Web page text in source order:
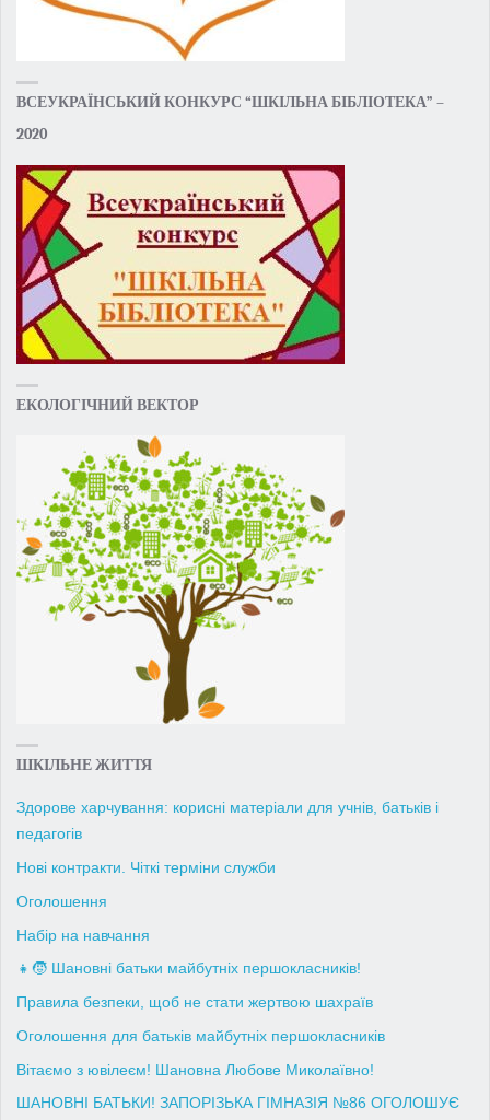
ВСЕУКРАЇНСЬКИЙ КОНКУРС “ШКІЛЬНА БІБЛІОТЕКА” –
2020
ЕКОЛОГІЧНИЙ ВЕКТОР
ШКІЛЬНЕ ЖИТТЯ
Здорове харчування: корисні матеріали для учнів, батьків і
педагогів
Нові контракти. Чіткі терміни служби
Оголошення
Набір на навчання
👧🧒 Шановні батьки майбутніх першокласників!
Правила безпеки, щоб не стати жертвою шахраїв
Оголошення для батьків майбутніх першокласників
Вітаємо з ювілеєм! Шановна Любове Миколаївно!
ШАНОВНІ БАТЬКИ! ЗАПОРІЗЬКА ГІМНАЗІЯ №86 ОГОЛОШУЄ